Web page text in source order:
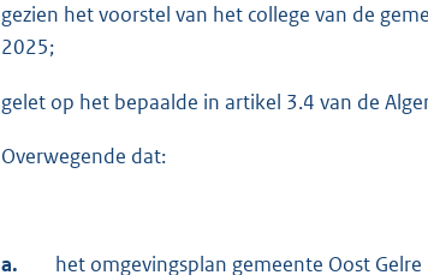
b
gezien het voorstel van het college van de
2025;
gelet op het bepaalde in artikel 3.4 van de
Overwegende dat:
a.
het omgevingsplan gemeente Oost